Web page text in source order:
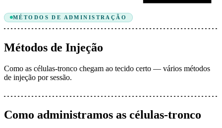
MÉTODOS DE ADMINISTRAÇÃO
Métodos de Injeção
Como as células-tronco chegam ao tecido certo — vários métodos
de injeção por sessão.
Como administramos as células-tronco